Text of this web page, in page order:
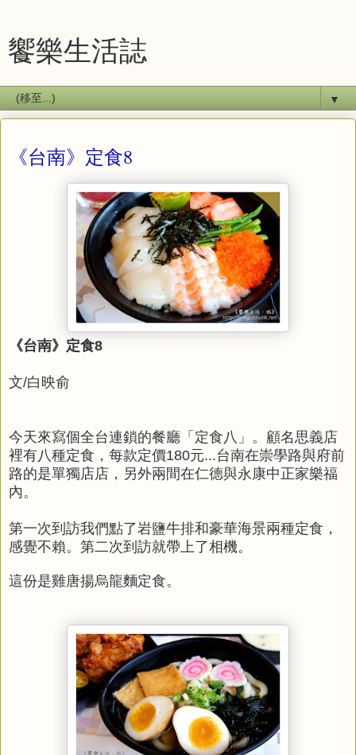
饗樂生活誌
▼
《台南》定食8
《台南》定食8
文/白映俞
今天來寫個全台連鎖的餐廳「定食八」。顧名思義店
裡有八種定食，每款定價180元...台南在崇學路與府前
路的是單獨店店，另外兩間在仁德與永康中正家樂福
內。
第一次到訪我們點了岩鹽牛排和豪華海景兩種定食，
感覺不賴。第二次到訪就帶上了相機。
這份是雞唐揚烏龍麵定食。